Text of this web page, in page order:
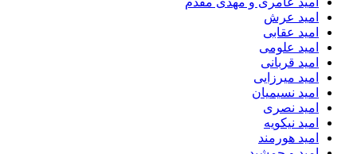
امید عرش
امید عقابی
امید علومی
امید قربانی
امید میرزایی
امید نسیمیان
امید نصری
امید نیکویه
امید هورمند